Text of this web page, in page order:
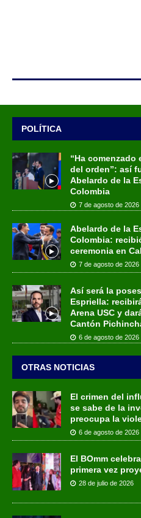
POLÍTICA
“Ha comenzado
del orden”: así
Abelardo de la
Colombia
7 de agosto de 2026
Abelardo de la
Colombia:
ceremonia en
7 de agosto de 2026
Así será la
Espriella:
Arena USC y
Cantón
6 de agosto de 2026
OTRAS NOTICIAS
El crimen del
se sabe de la
preocupa la
6 de agosto de 2026
El BOmm
primera vez
28 de julio de 2026